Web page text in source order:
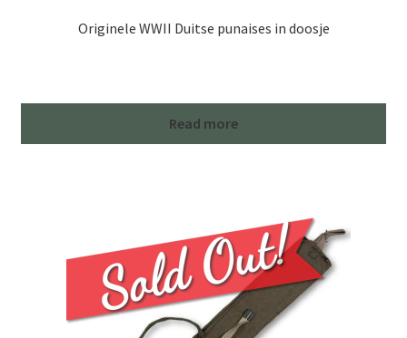
Originele WWII Duitse punaises in doosje
Read more